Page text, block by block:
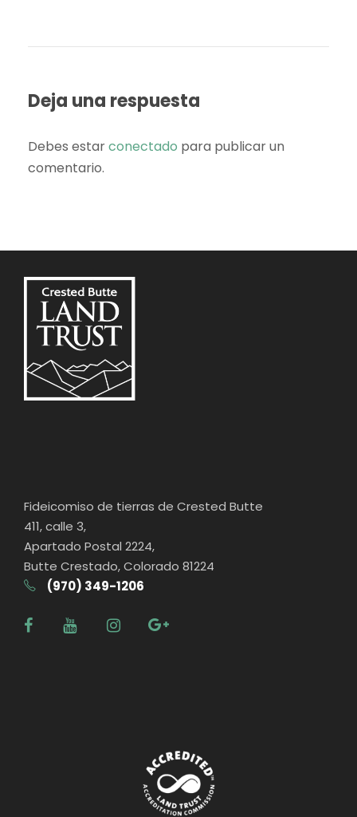
Deja una respuesta
Debes estarconectado para publicar un
comentario.
Fideicomiso de tierras de Crested Butte
411, calle 3,
Apartado Postal 2224,
Butte Crestado, Colorado 81224
(970) 349-1206